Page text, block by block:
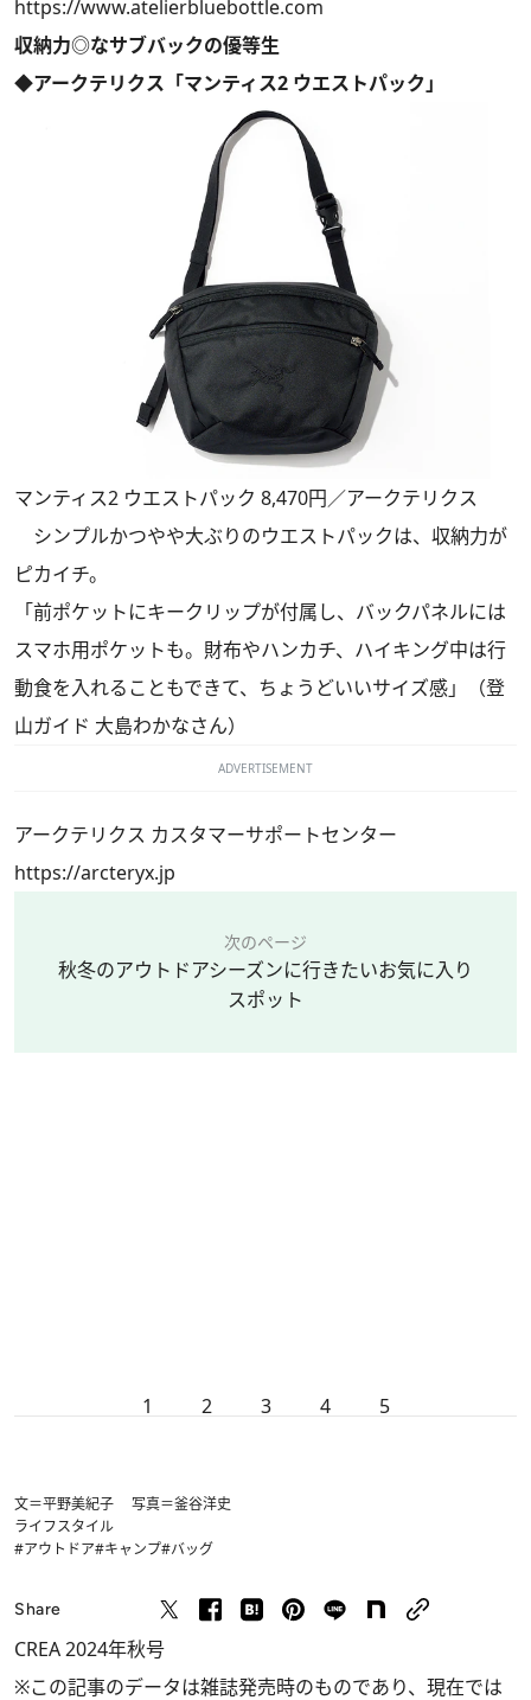
https://www.atelierbluebottle.com
収納力◎なサブバックの優等生
◆アークテリクス「マンティス2 ウエストパック」
マンティス2 ウエストパック 8,470円／アークテリクス
シンプルかつやや大ぶりのウエストパックは、収納力が
ピカイチ。
「前ポケットにキークリップが付属し、バックパネルには
スマホ用ポケットも。財布やハンカチ、ハイキング中は行
動食を入れることもできて、ちょうどいいサイズ感」（登
山ガイド 大島わかなさん）
ADVERTISEMENT
アークテリクス カスタマーサポートセンター
https://arcteryx.jp
次のページ
秋冬のアウトドアシーズンに行きたいお気に入り
スポット
1 2 3 4 5
文＝平野美紀子 写真＝釜谷洋史
ライフスタイル
#アウトドア#キャンプ#バッグ
Share
CREA 2024年秋号
※この記事のデータは雑誌発売時のものであり、現在では